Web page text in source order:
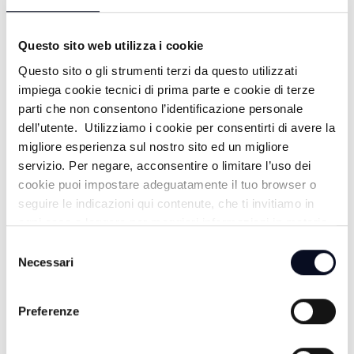
Questo sito web utilizza i cookie
Questo sito o gli strumenti terzi da questo utilizzati
impiega cookie tecnici di prima parte e cookie di terze
parti che non consentono l’identificazione personale
dell’utente. Utilizziamo i cookie per consentirti di avere la
migliore esperienza sul nostro sito ed un migliore
servizio. Per negare, acconsentire o limitare l’uso dei
cookie puoi impostare adeguatamente il tuo browser o
seguire le indicazioni qui contenute, che ti invitiamo in
ogni caso a leggere per maggiori informazioni in materia
delNecessari
Preferenze
PUNTA MARINA: PUNTA ALL'ARTE -
18/07/2026
22 GIORNI FA
M. MARITTIMA: NUOVA CLUB HOUSE
- 16/07/2026